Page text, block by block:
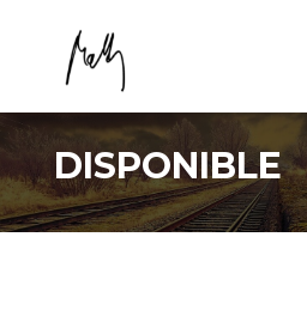
DISPONIBLE